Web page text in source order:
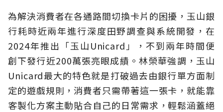
為解決消費者在各通路間切換卡片的困擾，玉山銀
行耗時近兩年進行深度田野調查與系統開發，在
2024年推出「玉山Unicard」，不到兩年時間便
創下發行近200萬張亮眼成績。林榮華強調，玉山
Unicard最大的特色就是打破過去由銀行單方面制
定的遊戲規則，消費者只需帶著這一張卡，就能靠
客製化方案主動貼合自己的日常需求，輕鬆涵蓋絕